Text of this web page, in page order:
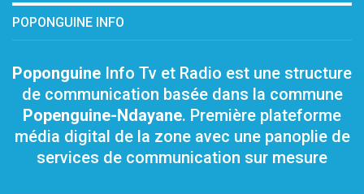
POPONGUINE INFO
Poponguine Info Tv et Radio est une structure
de communication basée dans la commune
Popenguine-Ndayane. Première plateforme
média digital de la zone avec une panoplie de
services de communication sur mesure